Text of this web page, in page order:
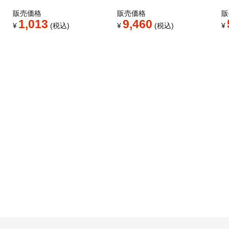
販売価格
¥ 1,013 税込
販売価格
¥9,460 税込
¥